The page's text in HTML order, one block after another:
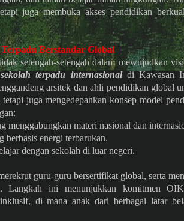
juga membuka akses pendidikan
Berstandar Global
setengah-setengah dalam mewujudkan
terpadu internasionaldi Kawasan
arsitek dan ahli pendidikan global
juga mengedepankan konsep model
menggabungkan materi nasional dan
berbasis energi terbarukan.
dengan sekolah di luar negeri.
guru-guru bersertifikat global, serta
Langkah ini menunjukkan komitmen
di mana anak dari berbagai latar